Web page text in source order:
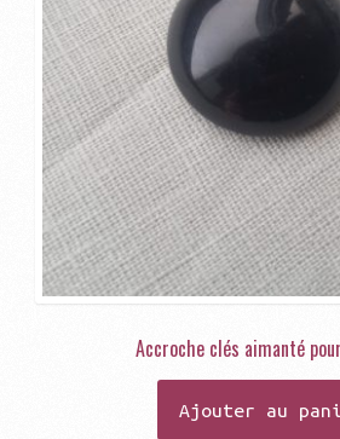
Accroche clés aimanté
Ajouter au